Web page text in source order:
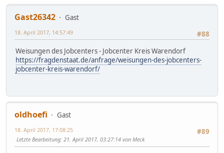
Gast26342
Gast
#88
18. April 2017, 14:57:49
Weisungen des Jobcenters - Jobcenter Kreis Warendorf
https://fragdenstaat.de/anfrage/weisungen-des-jobcenters-
jobcenter-kreis-warendorf/
oldhoefi
Gast
#89
18. April 2017, 17:08:25
Letzte Bearbeitung: 21. April 2017, 03:27:14 von Meck